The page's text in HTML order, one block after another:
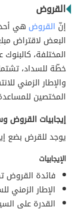
القروض
إنّ القروض هي
البعض لاقتراض
المختلفة،
خطّة للسداد،
والإطار الزمني
المختصين
إيجابيات القروض
يوجد للقرض بضع
الإيجابيات
فائدة القروض
الإطار الزمني
القدرة على